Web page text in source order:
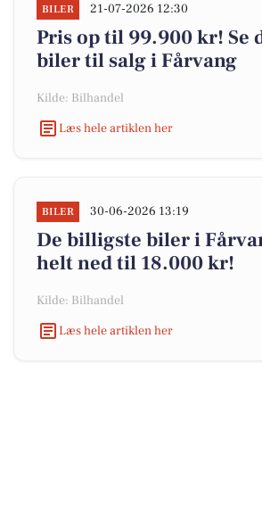
BILER 21-07-2026 12:30
Pris op til 99.900 kr! Se
biler til salg i Fårvang
Kilde: Bilhandel
Læs hele artiklen her
BILER 30-06-2026 13:19
De billigste biler i
helt ned til 18.000 kr!
Kilde: Bilhandel
Læs hele artiklen her